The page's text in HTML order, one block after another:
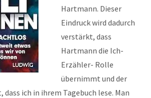
Hartmann. Dieser
Eindruck wird dadurch
verstärkt, dass
Hartmann die Ich-
Erzähler- Rolle
übernimmt und der
ich in ihrem Tagebuch lese. Man